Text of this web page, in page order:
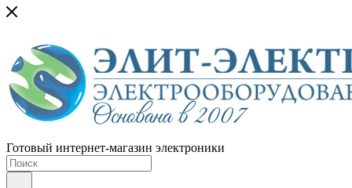
Готовый интернет-магазин электроники